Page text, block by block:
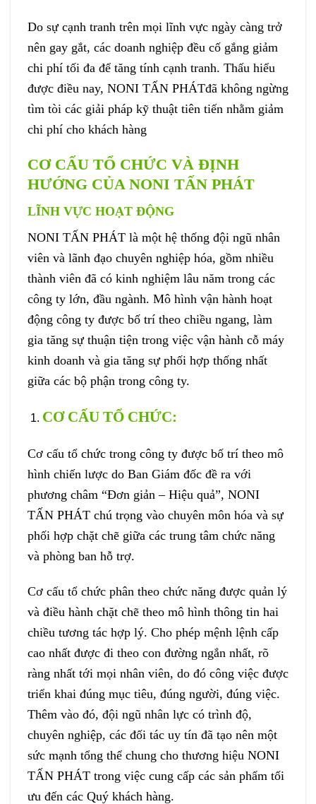
Do sự cạnh tranh trên mọi lĩnh vực ngày càng trở
nên gay gắt, các doanh nghiệp đều cố gắng giảm
chi phí tối đa để tăng tính cạnh tranh. Thấu hiểu
được điều nay, NONI TẤN PHÁTđã không ngừng
tìm tòi các giải pháp kỹ thuật tiên tiến nhằm giảm
chi phí cho khách hàng
CƠ CẤU TỔ CHỨC VÀ ĐỊNH
HƯỚNG CỦA NONI TẤN PHÁT
LĨNH VỰC HOẠT ĐỘNG
NONI TẤN PHÁT là một hệ thống đội ngũ nhân
viên và lãnh đạo chuyên nghiệp hóa, gồm nhiều
thành viên đã có kinh nghiệm lâu năm trong các
công ty lớn, đầu ngành. Mô hình vận hành hoạt
động công ty được bố trí theo chiều ngang, làm
gia tăng sự thuận tiện trong việc vận hành cỗ máy
kinh doanh và gia tăng sự phối hợp thống nhất
giữa các bộ phận trong công ty.
CƠ CẤU TỔ CHỨC:
Cơ cấu tổ chức trong công ty được bố trí theo mô
hình chiến lược do Ban Giám đốc đề ra với
phương châm “Đơn giản – Hiệu quả”, NONI
TẤN PHÁT chú trọng vào chuyên môn hóa và sự
phối hợp chặt chẽ giữa các trung tâm chức năng
và phòng ban hỗ trợ.
Cơ cấu tổ chức phân theo chức năng được quản lý
và điều hành chặt chẽ theo mô hình thông tin hai
chiều tương tác hợp lý. Cho phép mệnh lệnh cấp
cao nhất được đi theo con đường ngắn nhất, rõ
ràng nhất tới mọi nhân viên, do đó công việc được
triển khai đúng mục tiêu, đúng người, đúng việc.
Thêm vào đó, đội ngũ nhân lực có trình độ,
chuyên nghiệp, các đối tác uy tín đã tạo nên một
sức mạnh tổng thể chung cho thương hiệu NONI
TẤN PHÁT trong việc cung cấp các sản phẩm tối
ưu đến các Quý khách hàng.